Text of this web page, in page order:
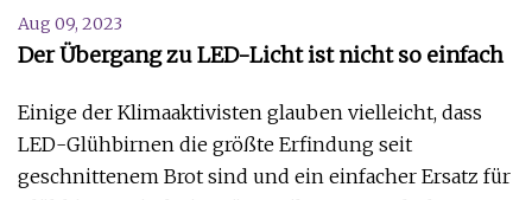
Aug 09, 2023
Der Übergang zu LED-Licht ist nicht so einfach
Einige der Klimaaktivisten glauben vielleicht, dass
LED-Glühbirnen die größte Erfindung seit
geschnittenem Brot sind und ein einfacher Ersatz für